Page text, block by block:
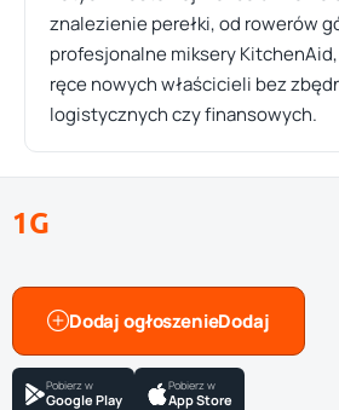
znalezienie perełki, od rowerów
profesjonalne miksery
ręce nowych właścicieli bez
logistycznych czy finansowych.
1G
Dodaj ogłoszenie
Pobierz w
Google Play
Pobierz w
App Store